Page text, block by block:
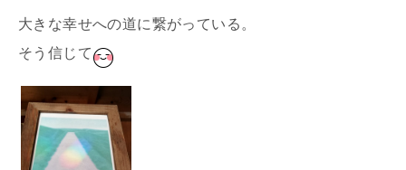
大きな幸せへの道に繋がっている。
そう信じて